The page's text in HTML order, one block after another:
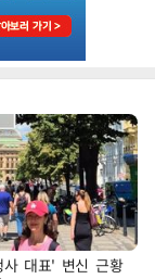
사 대표' 변신 근황